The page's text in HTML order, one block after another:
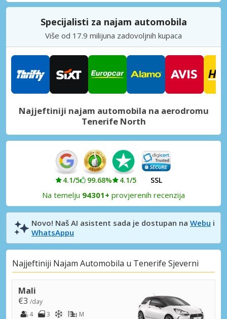
Specijalisti za najam automobila
Više od 17.9 milijuna zadovoljnih kupaca
Najjeftiniji najam automobila na aerodromu
Tenerife North
4.1/5 99.68% 4.1/5 SSL
Na temelju 94301+ provjerenih recenzija
Novo! Naš AI asistent sada je dostupan na Webu i
WhatsAppu
Najjeftiniji Najam Automobila u Tenerife Sjeverni
Mali
€3 /day
4
3 M